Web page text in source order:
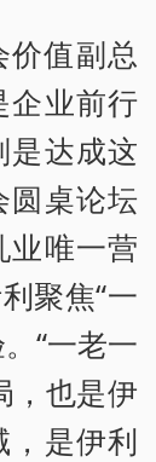
值副总
企业前行
是达成这
圆桌论坛
业唯一营
聚焦“一
“一老一
，也是伊
，是伊利